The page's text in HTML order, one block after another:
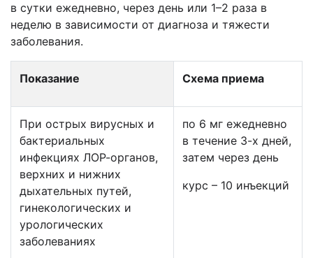
в сутки ежедневно, через день или 1–2 раза в
неделю в зависимости от диагноза и тяжести
заболевания.
Показание Схема приема
При острых вирусных и
бактериальных
инфекциях ЛОР-органов,
верхних и нижних
дыхательных путей,
гинекологических и
урологических
заболеваниях
по 6 мг ежедневно
в течение 3-х дней,
затем через день
курс – 10 инъекций